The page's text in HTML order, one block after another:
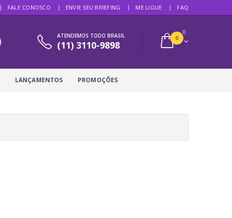
FALE CONOSCO ENVIE SEU BRIEFING ME LIGUE FAQ
ATENDEMOS TODO BRASIL
(11) 3110-9898
0
0
LANÇAMENTOS PROMOÇÕES